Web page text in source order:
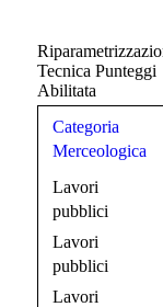
Tecnica Punteggi
Abilitata
Categoria
Merceologica
Lavori
pubblici
Lavori
pubblici
Lavori